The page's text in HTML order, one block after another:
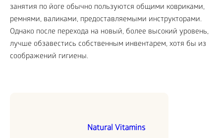
занятия по йоге обычно пользуются общими ковриками,
ремнями, валиками, предоставляемыми инструкторами.
Однако после перехода на новый, более высокий уровень,
лучше обзавестись собственным инвентарем, хотя бы из
соображений гигиены.
Natural Vitamins